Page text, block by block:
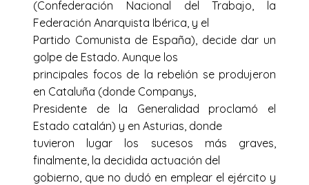
(Confederación Nacional del Trabajo, la
Federación Anarquista Ibérica, y el
Partido Comunista de España), decide dar un
golpe de Estado. Aunque los
principales focos de la rebelión se produjeron
en Cataluña (donde Companys,
Presidente de la Generalidad proclamó el
Estado catalán) y en Asturias, donde
tuvieron lugar los sucesos más graves,
finalmente, la decidida actuación del
gobierno, que no dudó en emplear el ejército y